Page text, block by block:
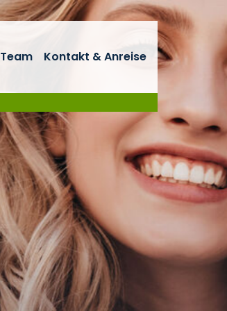
Team Kontakt & Anreise